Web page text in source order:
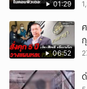
01:29
06:52